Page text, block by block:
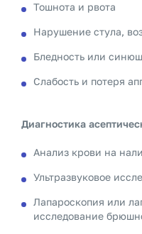
Тошнота и рвота
Нарушение стула,
Бледность или
Слабость и потеря
Диагностика
Анализ крови на
Ультразвуковое
Лапароскопия или
исследование